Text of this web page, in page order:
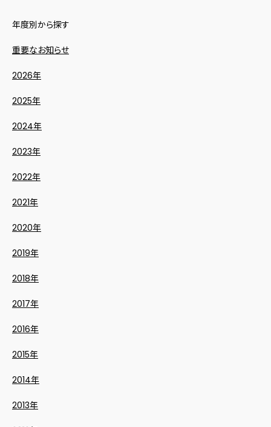
年度別から探す
重要なお知らせ
2026年
2025年
2024年
2023年
2022年
2021年
2020年
2019年
2018年
2017年
2016年
2015年
2014年
2013年